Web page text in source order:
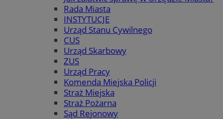
Rada Miasta
INSTYTUCJE
Urząd Stanu Cywilnego
CUS
Urząd Skarbowy
ZUS
Urząd Pracy
Komenda Miejska Policji
Straż Miejska
Straż Pożarna
Sąd Rejonowy